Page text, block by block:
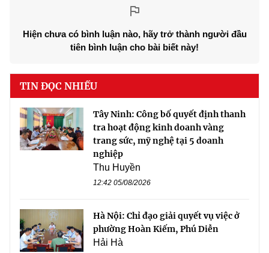
Hiện chưa có bình luận nào, hãy trở thành người đầu
tiên bình luận cho bài biết này!
TIN ĐỌC NHIỀU
Tây Ninh: Công bố quyết định thanh
tra hoạt động kinh doanh vàng
trang sức, mỹ nghệ tại 5 doanh
nghiệp
Thu Huyền
12:42 05/08/2026
Hà Nội: Chỉ đạo giải quyết vụ việc ở
phường Hoàn Kiếm, Phú Diễn
Hải Hà